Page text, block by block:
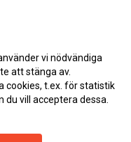
vi nödvändiga
att stänga av.
cookies, t.ex. för statistik
du vill acceptera dessa.